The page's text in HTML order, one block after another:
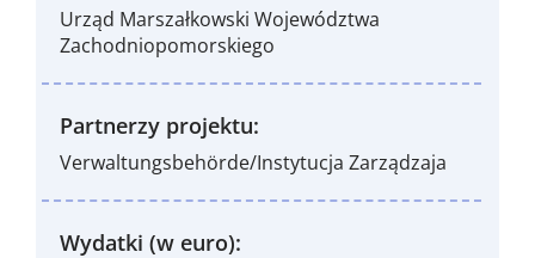
Urząd Marszałkowski Województwa
Zachodniopomorskiego
Partnerzy projektu:
Verwaltungsbehörde/Instytucja Zarządzaja
Wydatki (w euro):